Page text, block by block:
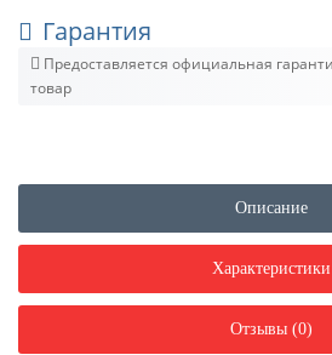
Гарантия
Предоставляется официальная
товар
Описание
Характеристики
Отзывы (0)